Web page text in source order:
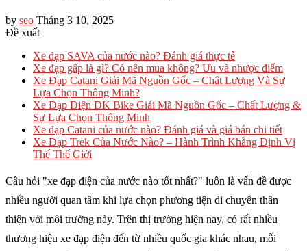
by seo Tháng 3 10, 2025
Đề xuất
Xe đạp SAVA của nước nào? Đánh giá thực tế
Xe đạp gấp là gì? Có nên mua không? Ưu và nhược điểm
Xe Đạp Catani Giải Mã Nguồn Gốc – Chất Lượng Và Sự
Lựa Chọn Thông Minh?
Xe Đạp Điện DK Bike Giải Mã Nguồn Gốc – Chất Lượng &
Sự Lựa Chọn Thông Minh
Xe đạp Catani của nước nào​? Đánh giá và giá bán chi tiết
Xe Đạp Trek Của Nước Nào? – Hành Trình Khẳng Định Vị
Thế Thế Giới
Câu hỏi "xe đạp điện của nước nào tốt nhất?" luôn là vấn đề được
nhiều người quan tâm khi lựa chọn phương tiện di chuyển thân
thiện với môi trường này. Trên thị trường hiện nay, có rất nhiều
thương hiệu xe đạp điện đến từ nhiều quốc gia khác nhau, mỗi